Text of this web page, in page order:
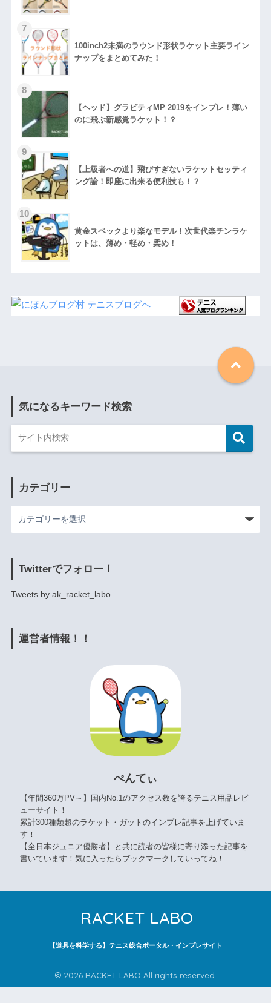
100inch2未満のラウンド形状ラケット主要ライン
ナップをまとめてみた！
【ヘッド】グラビティMP 2019をインプレ！薄い
のに飛ぶ新感覚ラケット！？
【上級者への道】飛びすぎないラケットセッティ
ング論！即座に出来る便利技も！？
黄金スペックより楽なモデル！次世代楽チンラケ
ットは、薄め・軽め・柔め！
気になるキーワード検索
カテゴリー
Twitterでフォロー！
Tweets by ak_racket_labo
運営者情報！！
ぺんてぃ
【年間360万PV～】国内No.1のアクセス数を誇るテニス用品レビ
ューサイト！
累計300種類超のラケット・ガットのインプレ記事を上げていま
す！
【全日本ジュニア優勝者】と共に読者の皆様に寄り添った記事を
書いています！気に入ったらブックマークしていってね！
RACKET LABO
【道具を科学する】テニス総合ポータル・インプレサイト
© 2026 RACKET LABO All rights reserved.